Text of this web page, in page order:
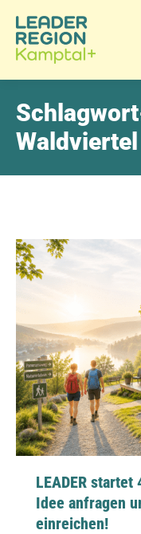
Waldviertel
LEADER
Idee anfragen
einreichen!
> Beitrag als